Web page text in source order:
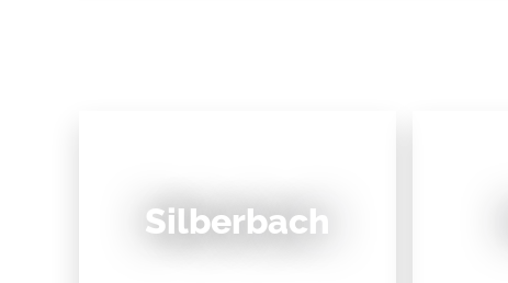
Silberbach